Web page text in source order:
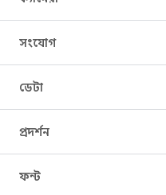
সংযোগ
ডেটা
প্রদর্শন
ফন্ট